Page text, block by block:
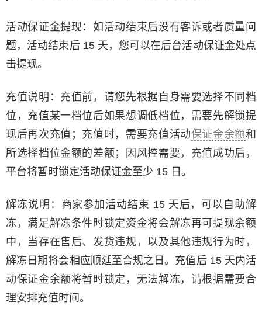
活动保证金提现：如活动结束后没有客诉或者质量问
题，活动结束后 15 天，您可以在后台活动保证金处点
击提现。
充值说明：充值前，请您先根据自身需要选择不同档
位，充值某一档位后如果想调低档位，需要先解锁提
现后再次充值；充值时，需要充值活动保证金余额和
所选择档位金额的差额；因风控需要，充值成功后，
平台将暂时锁定活动保证金至少 15 日。
解冻说明：商家参加活动结束 15 天后，可以自助解
冻，满足解冻条件时锁定资金将会解冻再可提现余额
中，当存在售后、发货违规，以及其他违规行为时，
解冻日期将会相应顺延至合规之日。充值后 15 天内活
动保证金余额将暂时锁定，无法解冻，请根据需要合
理安排充值时间。